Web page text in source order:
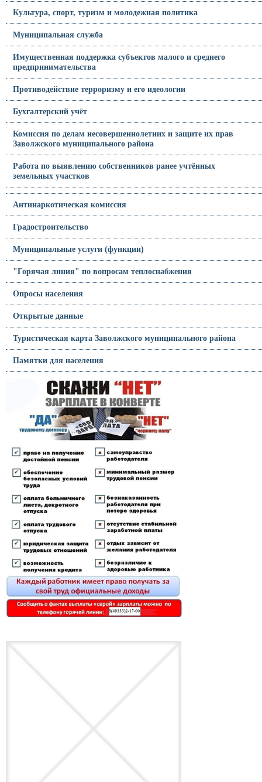
Культура, спорт, туризм и молодежная политика
Муниципальная служба
Имущественная поддержка субъектов малого и среднего
предпринимательства
Противодействие терроризму и его идеологии
Бухгалтерский учёт
Комиссия по делам несовершеннолетних и защите их прав
Заволжского муниципального района
Работа по выявлению собственников ранее учтённых
земельных участков
Антинаркотическая комиссия
Градостроительство
Муниципальные услуги (функции)
"Горячая линия" по вопросам теплоснабжения
Опросы населения
Открытые данные
Туристическая карта Заволжского муниципального района
Памятки для населения